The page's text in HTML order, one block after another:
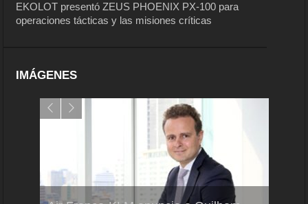
EKOLOT presentó ZEUS PHOENIX PX-100 para
operaciones tácticas y las misiones críticas
IMÁGENES